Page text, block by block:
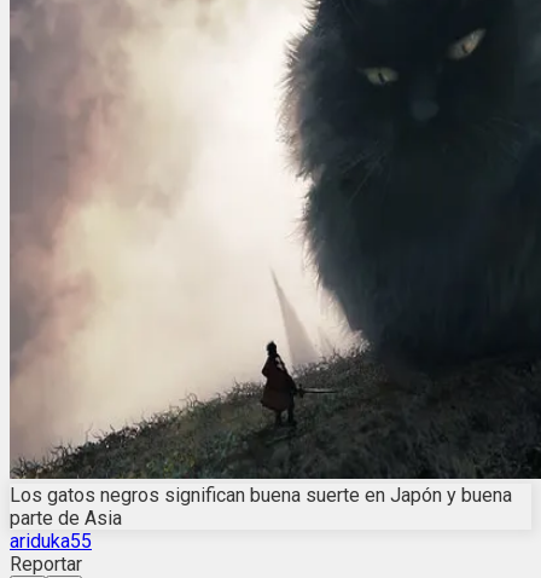
Los gatos negros significan buena suerte en Japón y buena
parte de Asia
ariduka55
Reportar